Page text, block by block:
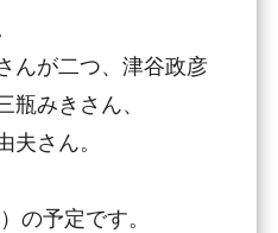
んが二つ、津谷政彦
瓶みきさん、
夫さん。
の予定です。